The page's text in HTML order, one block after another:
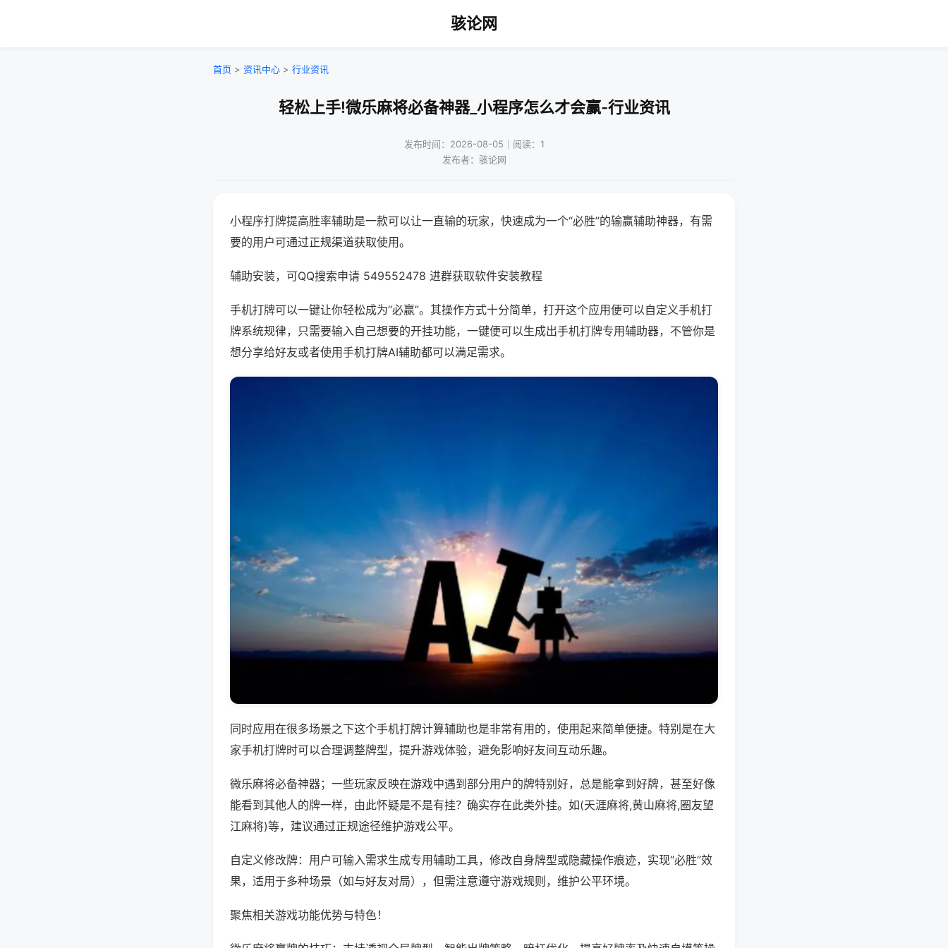
骇论网
首页 > 资讯中心 > 行业资讯
轻松上手!微乐麻将必备神器_小程序怎么才会赢-行业资讯
发布时间：2026-08-05｜阅读：1
发布者：骇论网
小程序打牌提高胜率辅助是一款可以让一直输的玩家，快速成为一个“必胜”的输赢辅助神器，有需
要的用户可通过正规渠道获取使用。
辅助安装，可QQ搜索申请 549552478 进群获取软件安装教程
手机打牌可以一键让你轻松成为“必赢”。其操作方式十分简单，打开这个应用便可以自定义手机打
牌系统规律，只需要输入自己想要的开挂功能，一键便可以生成出手机打牌专用辅助器，不管你是
想分享给好友或者使用手机打牌AI辅助都可以满足需求。
同时应用在很多场景之下这个手机打牌计算辅助也是非常有用的，使用起来简单便捷。特别是在大
家手机打牌时可以合理调整牌型，提升游戏体验，避免影响好友间互动乐趣。
微乐麻将必备神器；一些玩家反映在游戏中遇到部分用户的牌特别好，总是能拿到好牌，甚至好像
能看到其他人的牌一样，由此怀疑是不是有挂？确实存在此类外挂。如(天涯麻将,黄山麻将,圈友望
江麻将)等，建议通过正规途径维护游戏公平。
自定义修改牌：用户可输入需求生成专用辅助工具，修改自身牌型或隐藏操作痕迹，实现“必胜”效
果，适用于多种场景（如与好友对局），但需注意遵守游戏规则，维护公平环境。
聚焦相关游戏功能优势与特色！